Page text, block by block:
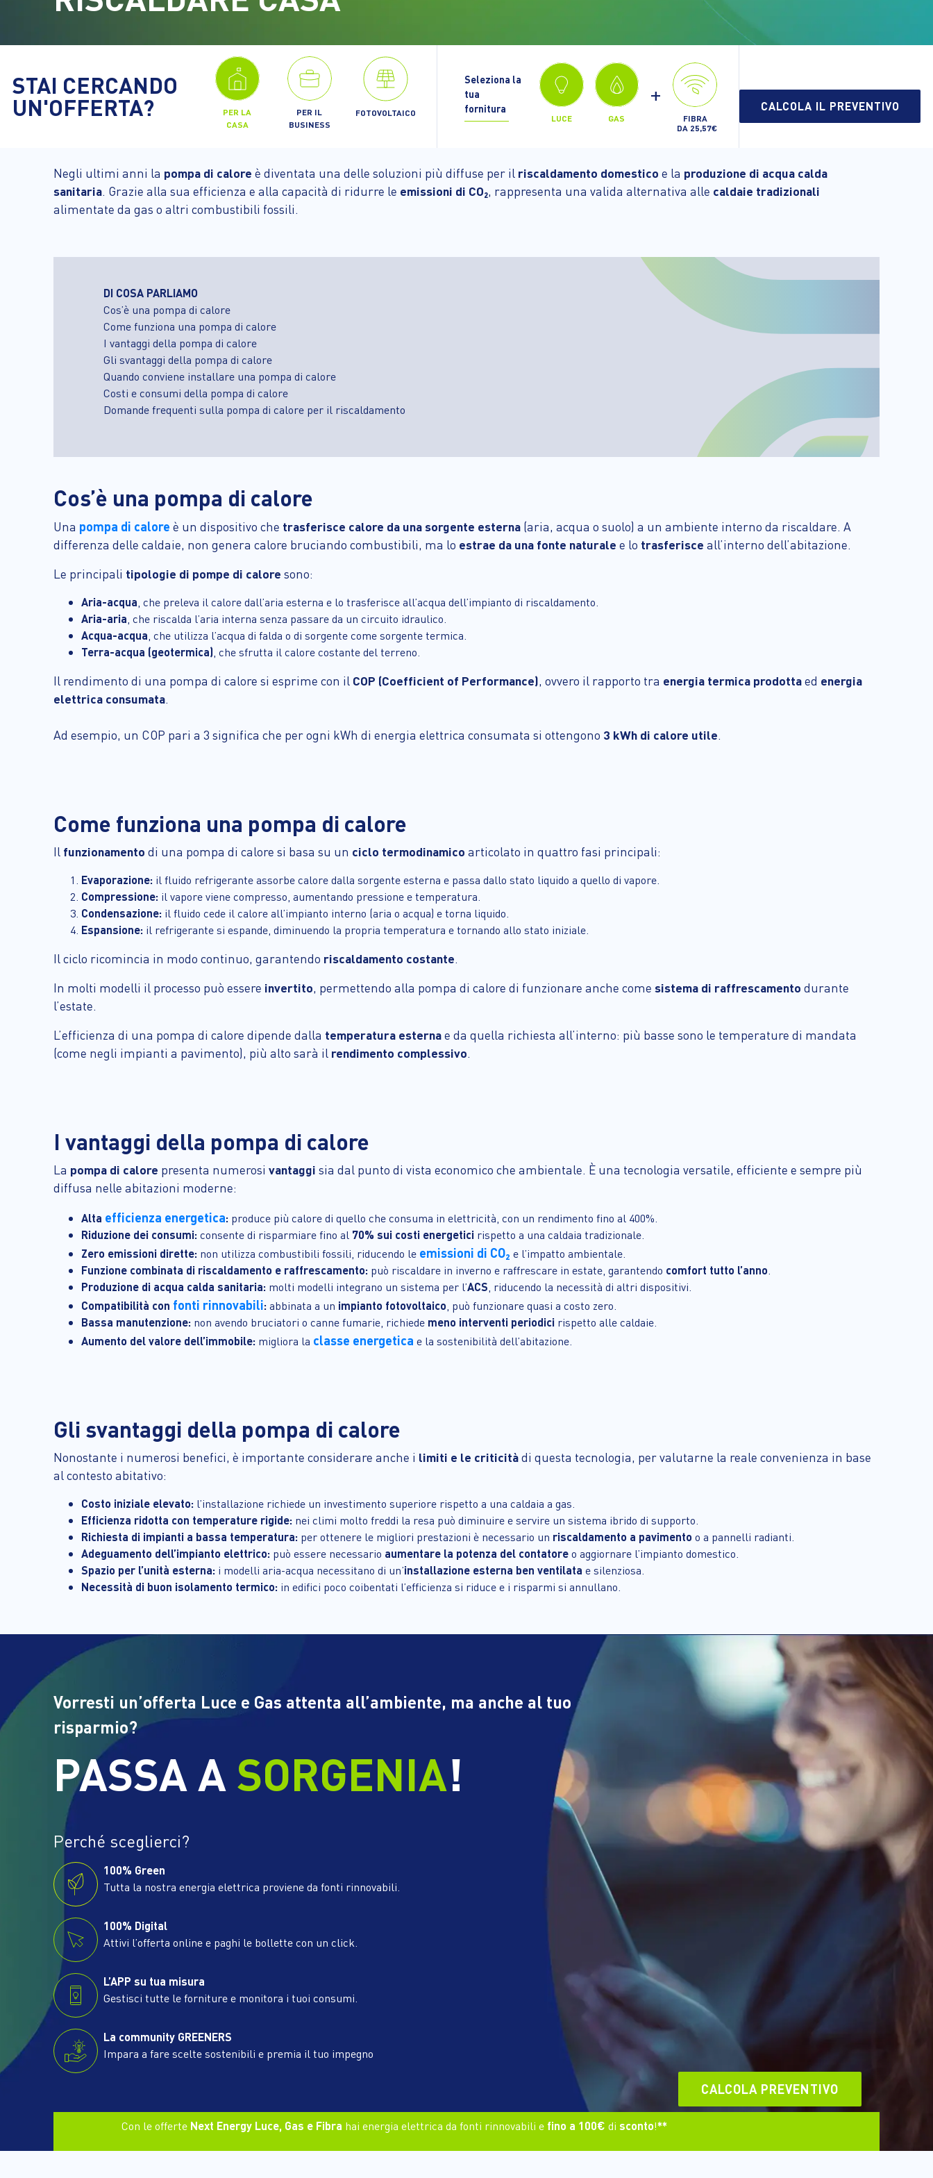
STAI CERCANDO
UN'OFFERTA?
PER LA
CASA
PER IL
BUSINESS
FOTOVOLTAICO
Seleziona la
tua
fornitura
LUCE GAS
+
FIBRA
DA 25,57€
CALCOLA IL PREVENTIVO
Negli ultimi anni la pompa di calore è diventata una delle soluzioni più diffuse per il riscaldamento domestico e la produzione di acqua calda
sanitaria. Grazie alla sua efficienza e alla capacità di ridurre le emissioni di CO₂, rappresenta una valida alternativa alle caldaie tradizionali
alimentate da gas o altri combustibili fossili.
DI COSA PARLIAMO
Cos’è una pompa di calore
Come funziona una pompa di calore
I vantaggi della pompa di calore
Gli svantaggi della pompa di calore
Quando conviene installare una pompa di calore
Costi e consumi della pompa di calore
Domande frequenti sulla pompa di calore per il riscaldamento
Cos’è una pompa di calore
Una pompa di calore è un dispositivo che trasferisce calore da una sorgente esterna (aria, acqua o suolo) a un ambiente interno da riscaldare. A
differenza delle caldaie, non genera calore bruciando combustibili, ma lo estrae da una fonte naturale e lo trasferisce all’interno dell’abitazione.
Le principali tipologie di pompe di calore sono:
Aria-acqua , che preleva il calore dall’aria esterna e lo trasferisce all’acqua dell’impianto di riscaldamento.
Aria-aria , che riscalda l’aria interna senza passare da un circuito idraulico.
Acqua-acqua , che utilizza l’acqua di falda o di sorgente come sorgente termica.
Terra-acqua (geotermica) , che sfrutta il calore costante del terreno.
Il rendimento di una pompa di calore si esprime con il COP (Coefficient of Performance), ovvero il rapporto tra energia termica prodottaed energia
elettrica consumata.
Ad esempio, un COP pari a 3 significa che per ogni kWh di energia elettrica consumata si ottengono 3 kWh di calore utile.
Come funziona una pompa di calore
Il funzionamento di una pompa di calore si basa su un ciclo termodinamico articolato in quattro fasi principali:
Evaporazione: il fluido refrigerante assorbe calore dalla sorgente esterna e passa dallo stato liquido a quello di vapore.
Compressione: il vapore viene compresso, aumentando pressione e temperatura.
Condensazione: il fluido cede il calore all’impianto interno (aria o acqua) e torna liquido.
Espansione: il refrigerante si espande, diminuendo la propria temperatura e tornando allo stato iniziale.
Il ciclo ricomincia in modo continuo, garantendo riscaldamento costante.
In molti modelli il processo può essere invertito, permettendo alla pompa di calore di funzionare anche come sistema di raffrescamento durante
l’estate.
L’efficienza di una pompa di calore dipende dalla temperatura esternae da quella richiesta all’interno: più basse sono le temperature di mandata
(come negli impianti a pavimento), più alto sarà il rendimento complessivo.
I vantaggi della pompa di calore
La pompa di calore presenta numerosi vantaggi sia dal punto di vista economico che ambientale. È una tecnologia versatile, efficiente e sempre più
diffusa nelle abitazioni moderne:
Alta efficienza energetica: produce più calore di quello che consuma in elettricità, con un rendimento fino al 400%.
Riduzione dei consumi: consente di risparmiare fino al 70% sui costi energetici rispetto a una caldaia tradizionale.
Zero emissioni dirette: non utilizza combustibili fossili, riducendo le emissioni di CO₂ e l’impatto ambientale.
Funzione combinata di riscaldamento e raffrescamento: può riscaldare in inverno e raffrescare in estate, garantendo comfort tutto l’anno
Produzione di acqua calda sanitaria: molti modelli integrano un sistema per l’ACS , riducendo la necessità di altri dispositivi.
Compatibilità con fonti rinnovabili: abbinata a un impianto fotovoltaico , può funzionare quasi a costo zero.
Bassa manutenzione: non avendo bruciatori o canne fumarie, richiede meno interventi periodici rispetto alle caldaie.
Aumento del valore dell’immobile: migliora la classe energetica e la sostenibilità dell’abitazione.
Gli svantaggi della pompa di calore
Nonostante i numerosi benefici, è importante considerare anche i limiti e le criticitàdi questa tecnologia, per valutarne la reale convenienza in base
al contesto abitativo:
Costo iniziale elevato: l’installazione richiede un investimento superiore rispetto a una caldaia a gas.
Efficienza ridotta con temperature rigide: nei climi molto freddi la resa può diminuire e servire un sistema ibrido di supporto.
Richiesta di impianti a bassa temperatura: per ottenere le migliori prestazioni è necessario un riscaldamento a pavimento o a pannelli radianti.
Adeguamento dell’impianto elettrico: può essere necessario aumentare la potenza del contatoreo aggiornare l’impianto domestico.
Spazio per l’unità esterna: i modelli aria-acqua necessitano di un’installazione esterna ben ventilata e silenziosa.
Necessità di buon isolamento termico: in edifici poco coibentati l’efficienza si riduce e i risparmi si annullano.
Vorresti un’offerta Luce e Gas attenta all’ambiente, ma anche al tuo
risparmio?
PASSA A SORGENIA!
Perché sceglierci?
100% Green
Tutta la nostra energia elettrica proviene da fonti rinnovabili.
100% Digital
Attivi l’offerta online e paghi le bollette con un click.
L’APP su tua misura
Gestisci tutte le forniture e monitora i tuoi consumi.
La community GREENERS
Impara a fare scelte sostenibili e premia il tuo impegno
CALCOLA PREVENTIVO
Con le offerte Next Energy Luce, Gas e Fibra hai energia elettrica da fonti rinnovabili e fino a 100€ di sconto!**